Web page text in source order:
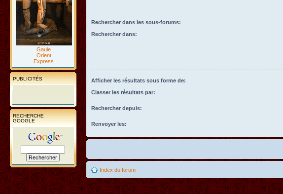
Gaule
Orient
Express
PUBLICITÉS
RECHERCHE
GOOGLE
Rechercher dans les sous-forums:
Rechercher dans:
Afficher les résultats sous forme de:
Classer les résultats par:
Rechercher depuis:
Renvoyer les:
Index du forum